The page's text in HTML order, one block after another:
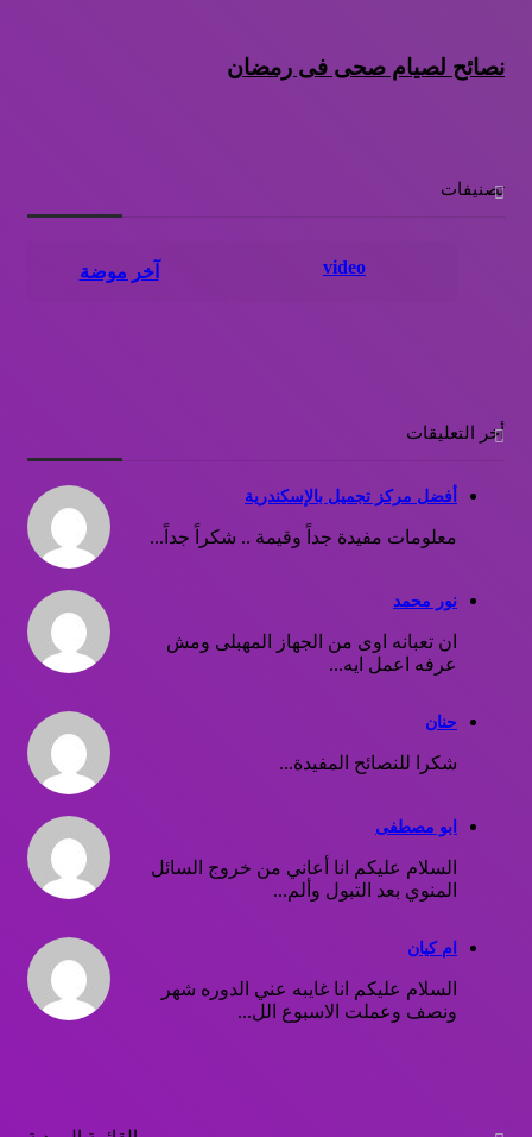
نصائح لصيام صحى فى رمضان
تصنيفات
video آخر موضة
أخر التعليقات
أفضل مركز تجميل بالإسكندرية
معلومات مفيدة جداً وقيمة .. شكراً جداً...
نور محمد
ان تعبانه اوى من الجهاز المهبلى ومش
عرفه اعمل ايه...
حنان
شكرا للنصائح المفيدة...
ابو مصطفى
السلام عليكم انا أعاني من خروج السائل
المنوي بعد التبول وألم...
ام كيان
السلام عليكم انا غايبه عني الدوره شهر
ونصف وعملت الاسبوع الل...